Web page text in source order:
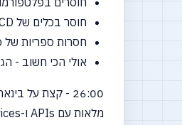
חוסר בכלים של Visibility, Monitoring, CI-CD
חסרות ספריות של
אולי הכי חשוב -
מלאות עם APIs ו-Microservices עם היתרונות של Serverless.